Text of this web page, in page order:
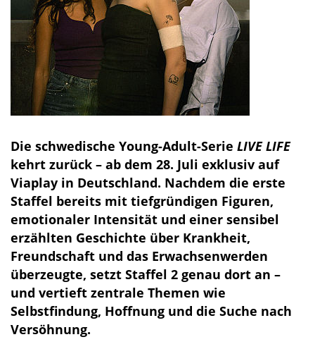
Die schwedische Young-Adult-Serie LIVE LIFE
kehrt zurück – ab dem 28. Juli exklusiv auf
Viaplay in Deutschland. Nachdem die erste
Staffel bereits mit tiefgründigen Figuren,
emotionaler Intensität und einer sensibel
erzählten Geschichte über Krankheit,
Freundschaft und das Erwachsenwerden
überzeugte, setzt Staffel 2 genau dort an –
und vertieft zentrale Themen wie
Selbstfindung, Hoffnung und die Suche nach
Versöhnung.